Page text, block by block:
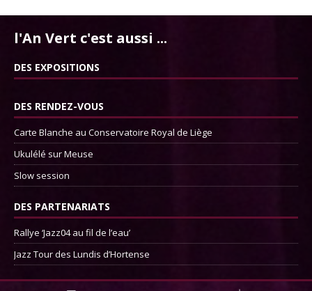
l'An Vert c'est aussi ...
DES EXPOSITIONS
DES RENDEZ-VOUS
Carte Blanche au Conservatoire Royal de Liège
Ukulélé sur Meuse
Slow session
DES PARTENARIATS
Rallye ‘Jazz04 au fil de l’eau’
Jazz Tour des Lundis d’Hortense